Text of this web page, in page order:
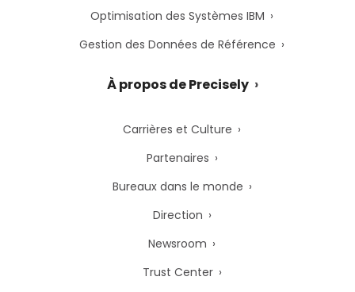
Optimisation des Systèmes IBM
Gestion des Données de Référence
À propos de Precisely
Carrières et Culture
Partenaires
Bureaux dans le monde
Direction
Newsroom
Trust Center